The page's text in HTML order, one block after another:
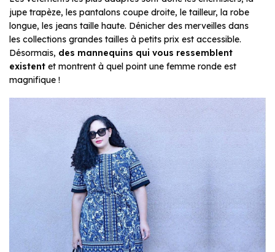
jupe trapèze, les pantalons coupe droite, le tailleur, la robe
longue, les jeans taille haute. Dénicher des merveilles dans
les collections grandes tailles à petits prix est accessible.
Désormais, des mannequins qui vous ressemblent
existent et montrent à quel point une femme ronde est
magnifique !